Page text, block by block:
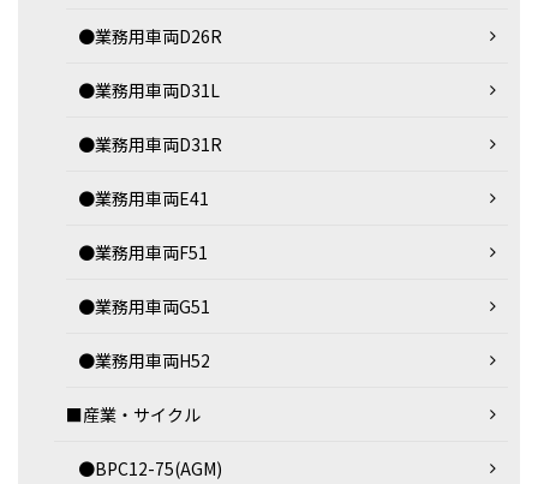
●業務用車両D26R
●業務用車両D31L
●業務用車両D31R
●業務用車両E41
●業務用車両F51
●業務用車両G51
●業務用車両H52
■産業・サイクル
●BPC12-75(AGM)